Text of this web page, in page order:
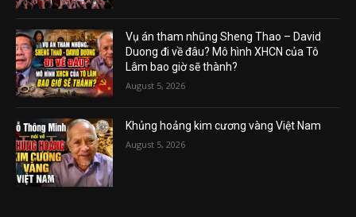
Vụ án tham nhũng Sheng Thao – David
Duong đi về đâu? Mô hình XHCN của Tô
Lâm bao giờ sẽ thành?
August 5, 2026
Khủng hoảng kim cương vàng Việt Nam
August 5, 2026